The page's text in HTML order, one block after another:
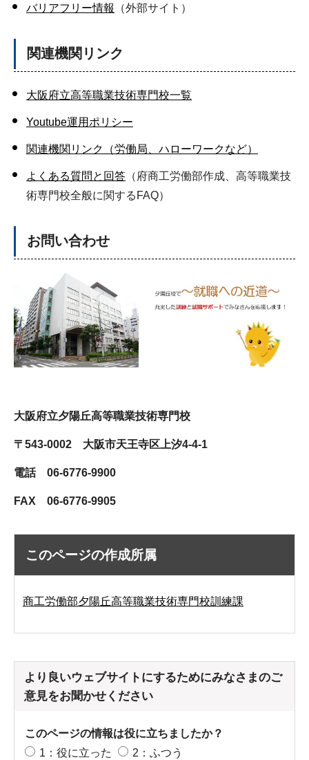
バリアフリー情報 （外部サイト）
関連機関リンク
大阪府立高等職業技術専門校一覧
Youtube運用ポリシー
関連機関リンク（労働局、ハローワークなど）
よくある質問と回答 （府商工労働部作成、高等職業技
術専門校全般に関するFAQ）
お問い合わせ
大阪府立夕陽丘高等職業技術専門校
〒543-0002 大阪市天王寺区上汐4-4-1
電話 06-6776-9900
FAX 06-6776-9905
このページの作成所属
商工労働部夕陽丘高等職業技術専門校訓練課
より良いウェブサイトにするためにみなさまのご
意見をお聞かせください
このページの情報は役に立ちましたか？
1：役に立った
2：ふつう